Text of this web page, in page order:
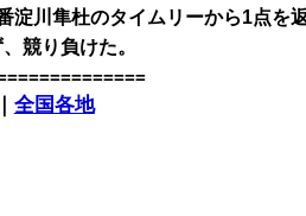
淀川隼杜のタイムリーから1点を
競り負けた。
全国各地